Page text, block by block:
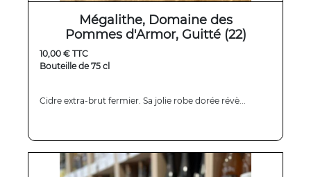
Mégalithe, Domaine des
Pommes d'Armor, Guitté (22)
10,00 € TTC
Bouteille de 75 cl
Cidre extra-brut fermier. Sa jolie robe dorée révè...